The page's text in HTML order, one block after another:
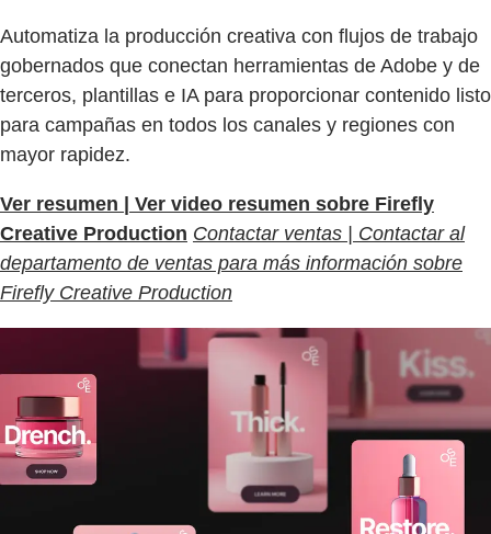
Automatiza la producción creativa con flujos de trabajo
gobernados que conectan herramientas de Adobe y de
terceros, plantillas e IA para proporcionar contenido listo
para campañas en todos los canales y regiones con
mayor rapidez.
Ver resumen | Ver video resumen sobre Firefly
Creative Production Contactar ventas | Contactar al
departamento de ventas para más información sobre
Firefly Creative Production